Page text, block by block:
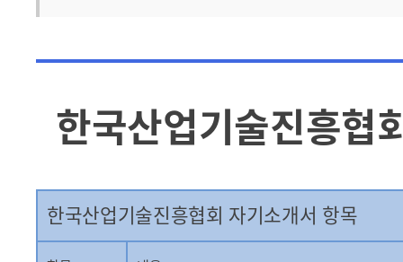
한국산업기술진흥협
한국산업기술진흥협회 자기소개서 항목